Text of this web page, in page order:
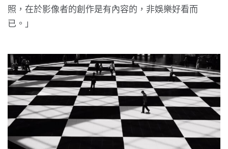
照，在於影像者的創作是有內容的，非娛樂好看而
已。」